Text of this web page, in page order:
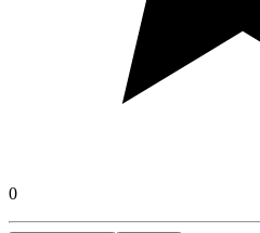
0